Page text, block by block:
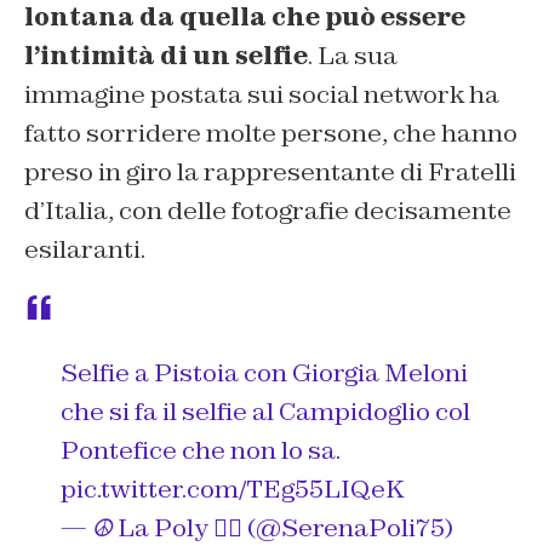
lontana da quella che può essere
l’intimità di un selfie. La sua
immagine postata sui social network ha
fatto sorridere molte persone, che hanno
preso in giro la rappresentante di Fratelli
d’Italia, con delle fotografie decisamente
esilaranti.
Selfie a Pistoia con Giorgia Meloni
che si fa il selfie al Campidoglio col
Pontefice che non lo sa.
pic.twitter.com/TEg55LIQeK
— ☮️ La Poly 🏳️‍🌈 (@SerenaPoli75)